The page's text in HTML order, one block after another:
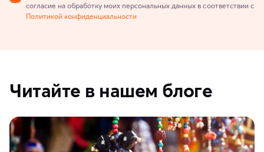
согласие на обработку моих персональных данных в соответствии с
Политикой конфиденциальности
Читайте в нашем блоге